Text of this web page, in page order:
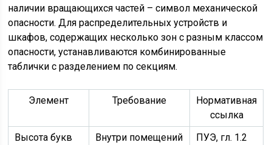
наличии вращающихся частей – символ механической
опасности. Для распределительных устройств и
шкафов, содержащих несколько зон с разным классом
опасности, устанавливаются комбинированные
таблички с разделением по секциям.
Элемент Требование
Нормативная
ссылка
Высота букв
Внутри помещений
ПУЭ, гл. 1.2